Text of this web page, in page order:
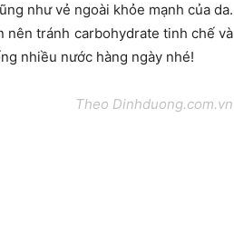
như vẻ ngoài khỏe mạnh của da.
nên tránh carbohydrate tinh chế và
nhiều nước hàng ngày nhé!
Theo Dinhduong.com.vn